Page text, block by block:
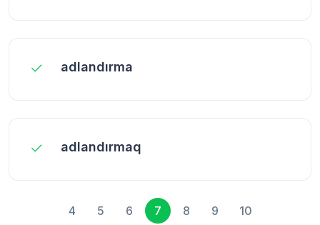
adlandırma
adlandırmaq
4 5 6 7 8 9 10